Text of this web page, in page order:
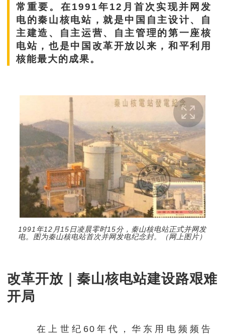
常重要。在1991年12月首次实现并网发
电的秦山核电站，就是中国自主设计、自
主建造、自主运营、自主管理的第一座核
电站，也是中国改革开放以来，和平利用
核能最大的成果。
1991年12月15日凌晨零时15分，秦山核电站正式并网发
电。图为秦山核电站首次并网发电纪念封。（网上图片）
改革开放｜秦山核电站建设路艰难
开局
在上世纪60年代，华东用电频频告